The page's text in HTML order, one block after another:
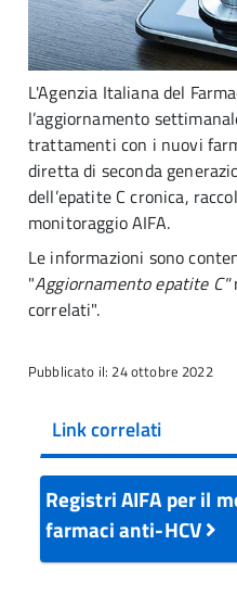
L'Agenzia Italiana del
l’aggiornamento
trattamenti con i nuovi
diretta di seconda
dell’epatite C cronica,
monitoraggio AIFA.
Le informazioni sono
"Aggiornamento epatite C"
correlati".
Pubblicato il: 24 ottobre 2022
Link correlati
Registri AIFA per il
farmaci anti-HCV